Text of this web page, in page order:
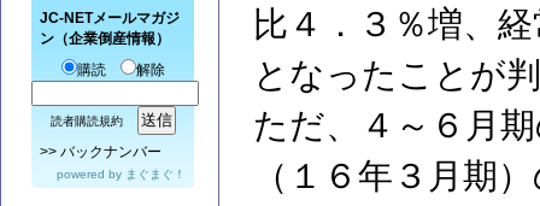
JC-NETメールマガジ
ン（企業倒産情報）
購読
解除
読者購読規約
>> バックナンバー
powered by まぐまぐ！
比４．３％増、
となったことが
ただ、４～６月
（１６年３月期